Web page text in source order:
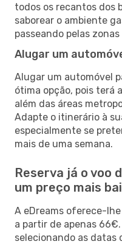
todos os recantos dos
saborear o ambiente
passeando pelas
Alugar um
Alugar um automóvel
ótima opção, pois terá
além das áreas
Adapte o itinerário à
especialmente se
mais de uma semana.
Reserva já o voo
um preço mais
A eDreams oferece-
a partir de apenas
selecionando as datas